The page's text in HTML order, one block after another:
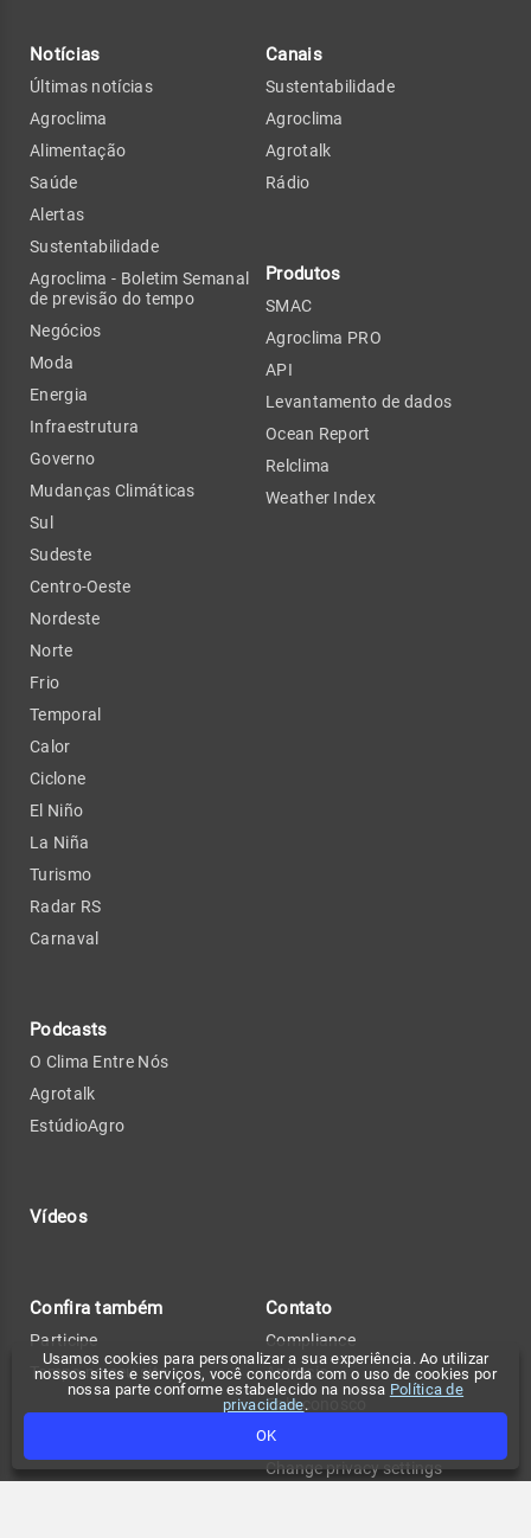
Usamos cookies para personalizar a sua experiência. Ao utilizar
nossos sites e serviços, você concorda com o uso de cookies por
nossa parte conforme estabelecido na nossa Política de
privacidade.
OK
Notícias
Últimas notícias
Agroclima
Alimentação
Saúde
Alertas
Sustentabilidade
Agroclima - Boletim Semanal
de previsão do tempo
Negócios
Moda
Energia
Infraestrutura
Governo
Mudanças Climáticas
Sul
Sudeste
Centro-Oeste
Nordeste
Norte
Frio
Temporal
Calor
Ciclone
El Niño
La Niña
Turismo
Radar RS
Carnaval
Podcasts
O Clima Entre Nós
Agrotalk
EstúdioAgro
Vídeos
Canais
Sustentabilidade
Agroclima
Agrotalk
Rádio
Produtos
SMAC
Agroclima PRO
API
Levantamento de dados
Ocean Report
Relclima
Weather Index
Confira também
Participe
Tempo no seu site
Contato
Compliance
Anuncie
Fale conosco
Política de privacidade
Change privacy settings